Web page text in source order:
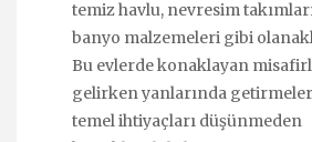
temiz havlu, nevresim
banyo malzemeleri gibi
Bu evlerde konaklayan
gelirken yanlarında
temel ihtiyaçları düşünmeden